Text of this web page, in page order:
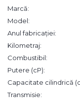
Marcă:
Model:
Anul fabricației:
Kilometraj:
Combustibil:
Putere (cP):
Capacitate cilindrică
Transmisie: